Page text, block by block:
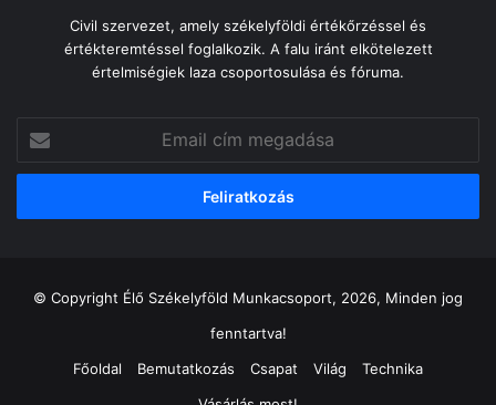
Civil szervezet, amely székelyföldi értékőrzéssel és
értékteremtéssel foglalkozik. A falu iránt elkötelezett
értelmiségiek laza csoportosulása és fóruma.
cím
megadása
© Copyright Élő Székelyföld Munkacsoport, 2026, Minden jog
fenntartva!
Főoldal
Bemutatkozás Csapat Világ
Technika